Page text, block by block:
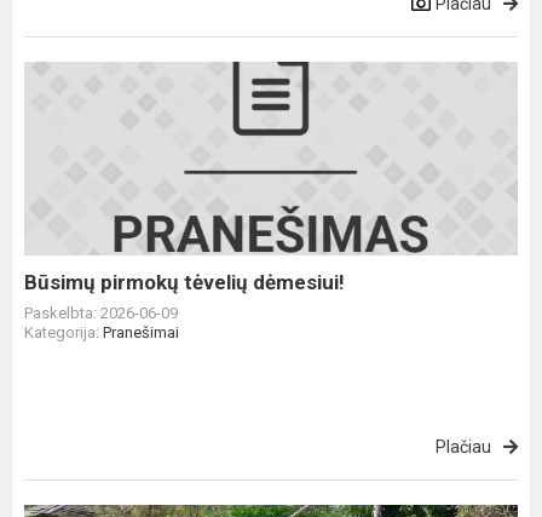
Būsimų
Būsimų pirmokų tėvelių dėmesiui!
Paskelbta: 2026-06-09
Kategorija: Pranešimai
Plačiau